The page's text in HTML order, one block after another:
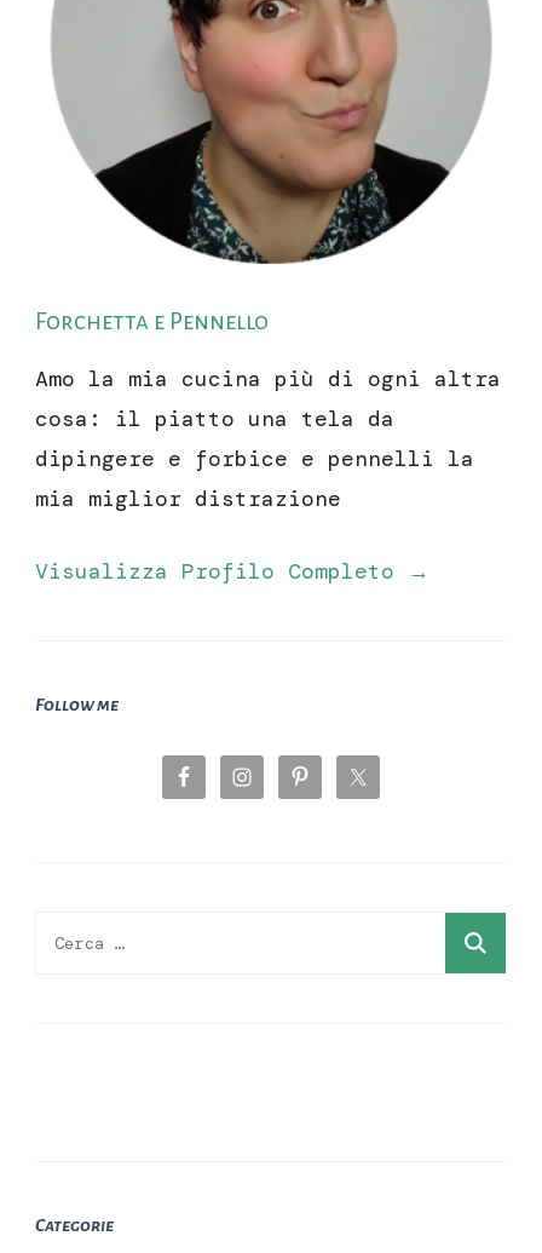
Forchetta e Pennello
Amo la mia cucina più di ogni altra
cosa: il piatto una tela da
dipingere e forbice e pennelli la
mia miglior distrazione
Visualizza Profilo Completo →
Follow me
Ricerca
Categorie